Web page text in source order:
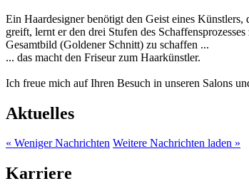
Ein Haardesigner benötigt den Geist eines
greift, lernt er den drei Stufen des
Gesamtbild (Goldener Schnitt) zu schaffen ...
... das macht den Friseur zum Haarkünstler.
Ich freue mich auf Ihren Besuch in unseren Salons
Aktuelles
« Weniger Nachrichten Weitere Nachrichten laden »
Karriere